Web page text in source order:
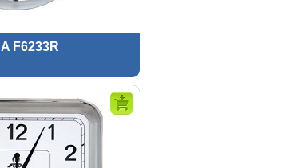
F6233R